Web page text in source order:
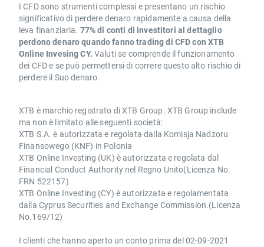
I CFD sono strumenti complessi e presentano un rischio
significativo di perdere denaro rapidamente a causa della
leva finanziaria. 77% di conti di investitori al dettaglio
perdono denaro quando fanno trading di CFD con XTB
Online Invesing CY. Valuti se comprende il funzionamento
dei CFD e se può permettersi di correre questo alto rischio di
perdere il Suo denaro.
XTB è marchio registrato di XTB Group. XTB Group include
ma non è limitato alle seguenti società:
XTB S.A. è autorizzata e regolata dalla Komisja Nadzoru
Finansowego (KNF) in Polonia
XTB Online Investing (UK) è autorizzata e regolata dal
Financial Conduct Authority nel Regno Unito(Licenza No.
FRN 522157)
XTB Online Investing (CY) è autorizzata e regolamentata
dalla Cyprus Securities and Exchange Commission.(Licenza
No.169/12)
I clienti che hanno aperto un conto prima del 02-09-2021